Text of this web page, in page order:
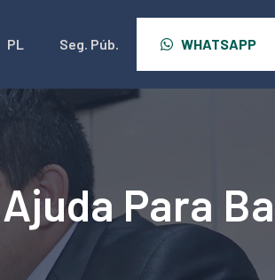
PL Seg. Púb. WHATSAPP
Para